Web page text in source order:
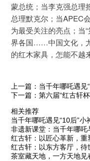
蒙总统；当李克强总理
总理默克尔；当APEC
为最受关注的亮点；当
界各国……中国文化，
的红木家具，怎能不越
上一篇：当千年哪吒遇见
下一篇：第六届“红古轩杯
相关推荐
当千年哪吒遇见“10后”小
非遗新课堂：当千年哪吒
红古轩：以匠心革新，重
红古轩：以东方客厅，待
茶室藏天地，一方天地见